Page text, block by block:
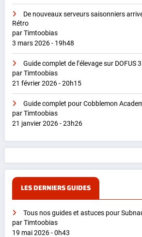
De nouveaux serveurs saisonniers
Rétro
par Timtoobias
3 mars 2026 - 19h48
Guide complet de l’élevage sur DOFUS 3
par Timtoobias
21 février 2026 - 20h15
Guide complet pour Cobblemon
par Timtoobias
21 janvier 2026 - 23h26
LES DERNIERS GUIDES
Tous nos guides et astuces pour
par Timtoobias
19 mai 2026 - 0h43